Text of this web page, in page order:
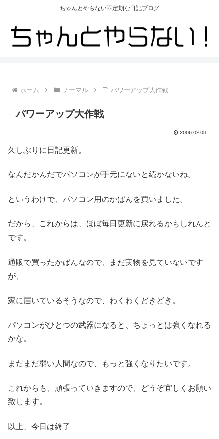
ちゃんとやらない不定期な日記ブログ
ホーム ノーマル パワーアップ大作戦
パワーアップ大作戦
2006.09.08
久しぶりに日記更新。
なんだかんだでパソコンが手元にないと続かないね。
というわけで、パソコン用のかばんを買いました。
だから、これからは、ほぼ毎日更新に戻れるかもしれんと
です。
通販で買ったかばんなので、まだ実物を見ていないです
が、
家に届いているそうなので、わくわくどきどき。
パソコンがひとつの武器になると、ちょっとは強くなれる
かな。
まだまだ弱い人間なので、もっと強くなりたいです。
これからも、頑張っていきますので、どうぞ宜しくお願い
致します。
以上、今日は終了